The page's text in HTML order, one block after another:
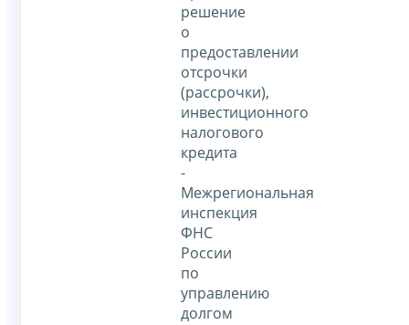
решение
о
предоставлении
отсрочки
(рассрочки),
инвестиционного
налогового
кредита
-
Межрегиональная
инспекция
ФНС
России
по
управлению
долгом